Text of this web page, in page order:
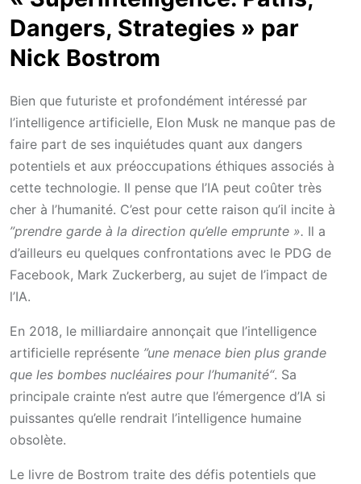
Dangers, Strategies » par
Nick Bostrom
Bien que futuriste et profondément intéressé par
l’intelligence artificielle, Elon Musk ne manque pas de
faire part de ses inquiétudes quant aux dangers
potentiels et aux préoccupations éthiques associés à
cette technologie. Il pense que l’IA peut coûter très
cher à l’humanité. C’est pour cette raison qu’il incite à
”prendre garde à la direction qu’elle emprunte ». Il a
d’ailleurs eu quelques confrontations avec le PDG de
Facebook, Mark Zuckerberg, au sujet de l’impact de
l’IA.
En 2018, le milliardaire annonçait que l’intelligence
artificielle représente ”une menace bien plus grande
que les bombes nucléaires pour l’humanité“. Sa
principale crainte n’est autre que l’émergence d’IA si
puissantes qu’elle rendrait l’intelligence humaine
obsolète.
Le livre de Bostrom traite des défis potentiels que